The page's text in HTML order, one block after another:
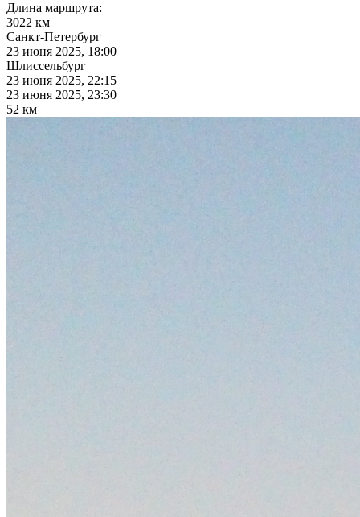
Длина маршрута:
3022 км
Санкт-Петербург
23 июня 2025, 18:00
Шлиссельбург
23 июня 2025, 22:15
23 июня 2025, 23:30
52 км